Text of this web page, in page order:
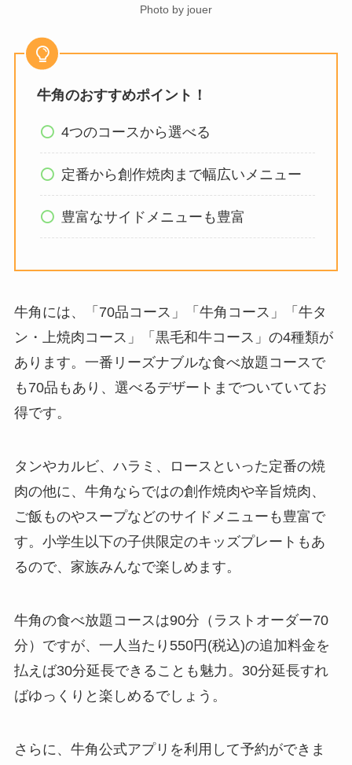
Photo by jouer
牛角のおすすめポイント！
4つのコースから選べる
定番から創作焼肉まで幅広いメニュー
豊富なサイドメニューも豊富
牛角には、「70品コース」「牛角コース」「牛タ
ン・上焼肉コース」「黒毛和牛コース」の4種類が
あります。一番リーズナブルな食べ放題コースで
も70品もあり、選べるデザートまでついていてお
得です。
タンやカルビ、ハラミ、ロースといった定番の焼
肉の他に、牛角ならではの創作焼肉や辛旨焼肉、
ご飯ものやスープなどのサイドメニューも豊富で
す。小学生以下の子供限定のキッズプレートもあ
るので、家族みんなで楽しめます。
牛角の食べ放題コースは90分（ラストオーダー70
分）ですが、一人当たり550円(税込)の追加料金を
払えば30分延長できることも魅力。30分延長すれ
ばゆっくりと楽しめるでしょう。
さらに、牛角公式アプリを利用して予約ができま